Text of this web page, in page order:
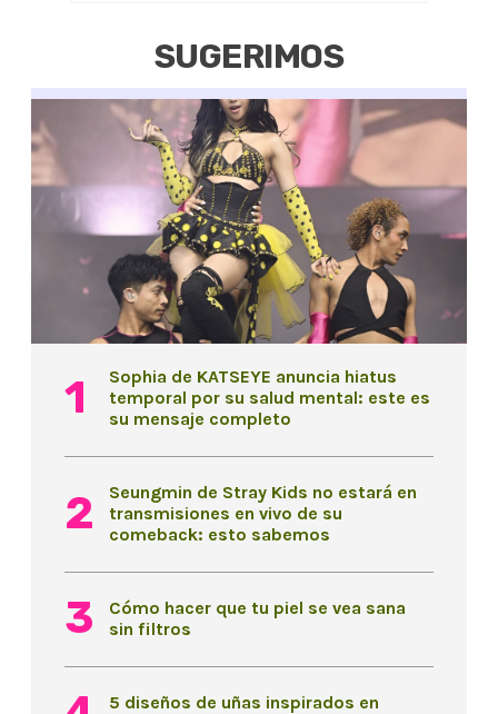
SUGERIMOS
Sophia de KATSEYE anuncia hiatus
temporal por su salud mental: este es
su mensaje completo
Seungmin de Stray Kids no estará en
transmisiones en vivo de su
comeback: esto sabemos
Cómo hacer que tu piel se vea sana
sin filtros
5 diseños de uñas inspirados en